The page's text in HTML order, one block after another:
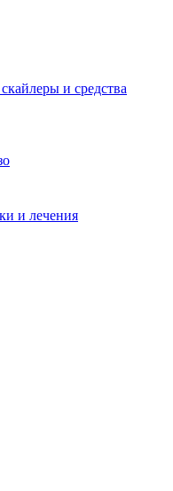
и средства
и лечения